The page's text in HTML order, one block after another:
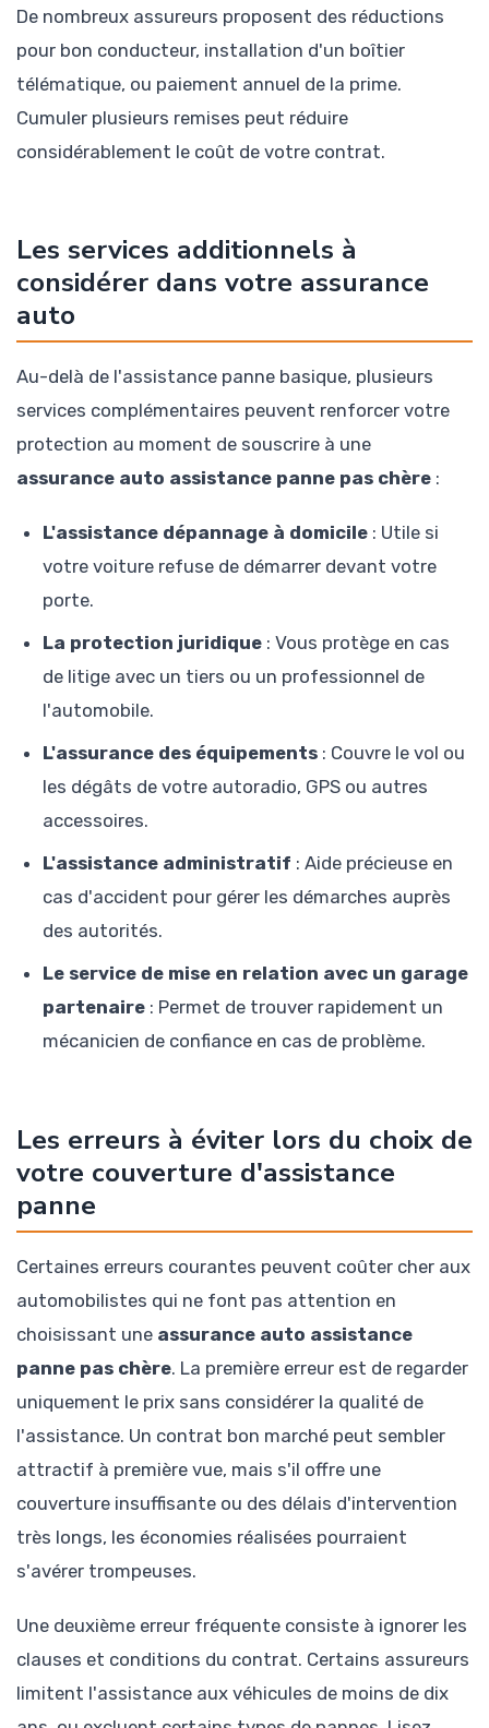
De nombreux assureurs proposent des réductions
pour bon conducteur, installation d'un boîtier
télématique, ou paiement annuel de la prime.
Cumuler plusieurs remises peut réduire
considérablement le coût de votre contrat.
Les services additionnels à
considérer dans votre assurance
auto
Au-delà de l'assistance panne basique, plusieurs
services complémentaires peuvent renforcer votre
protection au moment de souscrire à une
assurance auto assistance panne pas chère :
L'assistance dépannage à domicile : Utile si
votre voiture refuse de démarrer devant votre
porte.
La protection juridique : Vous protège en cas
de litige avec un tiers ou un professionnel de
l'automobile.
L'assurance des équipements : Couvre le vol ou
les dégâts de votre autoradio, GPS ou autres
accessoires.
L'assistance administratif : Aide précieuse en
cas d'accident pour gérer les démarches auprès
des autorités.
Le service de mise en relation avec un garage
partenaire : Permet de trouver rapidement un
mécanicien de confiance en cas de problème.
Les erreurs à éviter lors du choix de
votre couverture d'assistance
panne
Certaines erreurs courantes peuvent coûter cher aux
automobilistes qui ne font pas attention en
choisissant une assurance auto assistance
panne pas chère. La première erreur est de regarder
uniquement le prix sans considérer la qualité de
l'assistance. Un contrat bon marché peut sembler
attractif à première vue, mais s'il offre une
couverture insuffisante ou des délais d'intervention
très longs, les économies réalisées pourraient
s'avérer trompeuses.
Une deuxième erreur fréquente consiste à ignorer les
clauses et conditions du contrat. Certains assureurs
limitent l'assistance aux véhicules de moins de dix